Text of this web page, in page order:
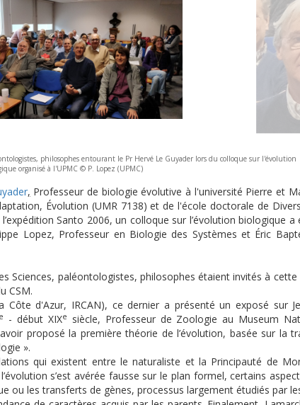
philosophes entourant le Pr Hervé Le Guyader lors du colloque sur l'évolution
organisé à l'UPMC © P. Lopez (UPMC)
, Professeur de biologie évolutive à l'université Pierre et
Évolution (UMR 7138) et de l'école doctorale de
Santo 2006, un colloque sur l’évolution biologique a
Lopez, Professeur en Biologie des Systèmes et Éric
Sciences, paléontologistes, philosophes étaient invités à
CSM.
d'Azur, IRCAN), ce dernier a présenté un exposé sur
e - début XIXe
siècle, Professeur de Zoologie au Museum
proposé la première théorie de l’évolution, basée sur la
».
qui existent entre le naturaliste et la Principauté de
s’est avérée fausse sur le plan formel, certains
ou les transferts de gènes, processus largement étudiés par